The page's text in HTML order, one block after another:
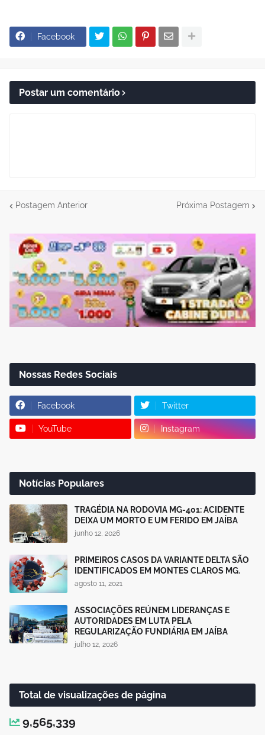
Facebook
Postar um comentário
Postagem Anterior Próxima Postagem
Nossas Redes Sociais
Facebook Twitter
YouTube Instagram
Notícias Populares
TRAGÉDIA NA RODOVIA MG-401: ACIDENTE
DEIXA UM MORTO E UM FERIDO EM JAÍBA
junho 12, 2026
PRIMEIROS CASOS DA VARIANTE DELTA SÃO
IDENTIFICADOS EM MONTES CLAROS MG.
agosto 11, 2021
ASSOCIAÇÕES REÚNEM LIDERANÇAS E
AUTORIDADES EM LUTA PELA
REGULARIZAÇÃO FUNDIÁRIA EM JAÍBA
julho 12, 2026
Total de visualizações de página
9,565,339